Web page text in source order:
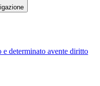
determinato avente diritto